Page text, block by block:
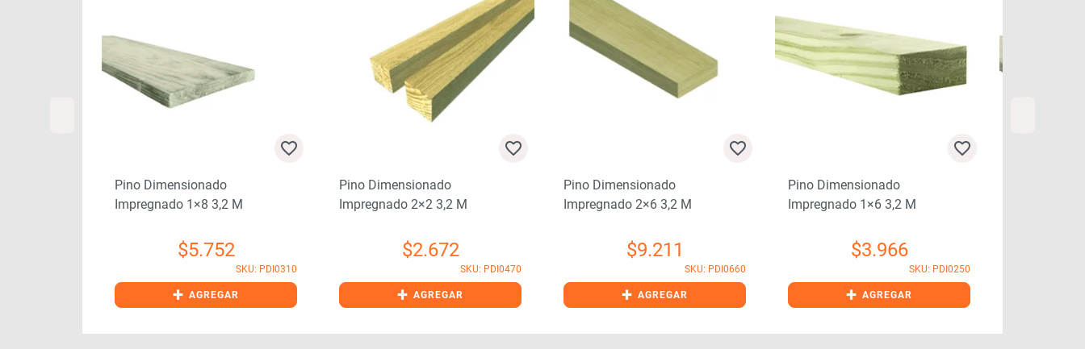
Pino Dimensionado
Impregnado 1×8 3,2 M
$5.752
SKU: PDI0310
+ AGREGAR
Pino Dimensionado
Impregnado 2×2 3,2 M
$2.672
SKU: PDI0470
+ AGREGAR
Pino Dimensionado
Impregnado 2×6 3,2 M
$9.211
SKU: PDI0660
+ AGREGAR
Pino Dimensionado
Impregnado 1×6 3,2 M
$3.966
SKU: PDI0250
+ AGREGAR